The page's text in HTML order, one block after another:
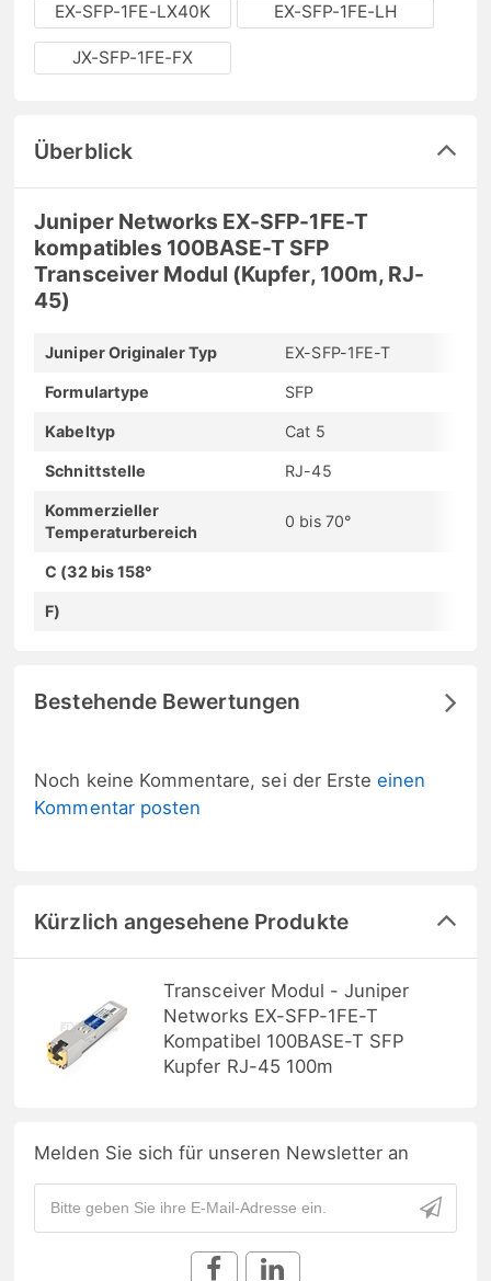
EX-SFP-1FE-LX40K EX-SFP-1FE-LH
JX-SFP-1FE-FX
Überblick
Juniper Networks EX-SFP-1FE-T
kompatibles 100BASE-T SFP
Transceiver Modul (Kupfer, 100m, RJ-
45)
Juniper Originaler Typ EX-SFP-1FE-T
Formulartype SFP
Kabeltyp Cat 5
Schnittstelle RJ-45
Kommerzieller
Temperaturbereich
0 bis 70°
C (32 bis 158°
F)
Bestehende Bewertungen
Noch keine Kommentare, sei der Ersteeinen
Kommentar posten
Kürzlich angesehene Produkte
Transceiver Modul - Juniper
Networks EX-SFP-1FE-T
Kompatibel 100BASE-T SFP
Kupfer RJ-45 100m
Melden Sie sich für unseren Newsletter an